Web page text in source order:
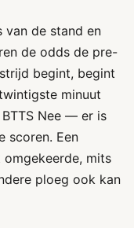
van de stand en
de odds de pre-
begint, begint
minuut
Nee — er is
scoren. Een
mits
ploeg ook kan